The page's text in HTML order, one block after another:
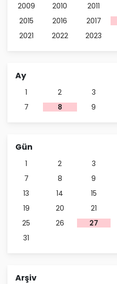
2009 2010 2011
2015
2016 2017
2021
2022 2023
Ay
1 2 3
7
8 9
Gün
1 2 3
7
8 9
13
14 15
19
20 21
25
26 27
31
Arşiv